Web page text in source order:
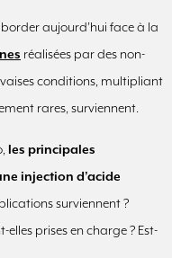
aujourd’hui face à la
réalisées par des non-
conditions, multipliant
rares, surviennent.
les principales
injection d’acide
surviennent ?
prises en charge ? Est-